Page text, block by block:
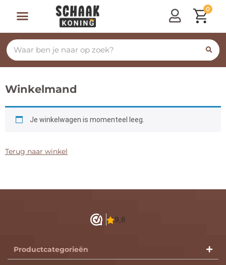
0
Winkelmand
Je winkelwagen is momenteel leeg.
Terug naar winkel
Productcategorieën​